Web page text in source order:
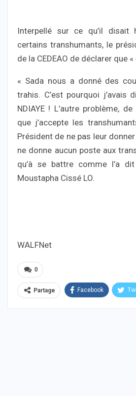
Interpellé sur ce qu’il disait
certains transhumants, le
de la CEDEAO de déclarer que
« Sada nous a donné des
trahis. C’est pourquoi j’avais
NDIAYE ! L’autre problème,
que j’accepte les
Président de ne pas leur
ne donne aucun poste aux
qu’à se battre comme l’a
Moustapha Cissé LO.
WALFNet
0
Partage Facebook